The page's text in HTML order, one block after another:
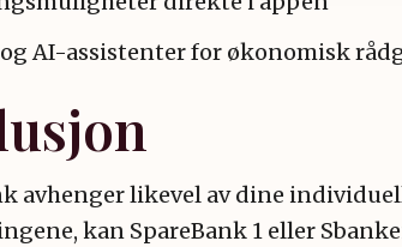
AI-assistenter for økonomisk
avhenger likevel av dine
kan SpareBank 1 eller